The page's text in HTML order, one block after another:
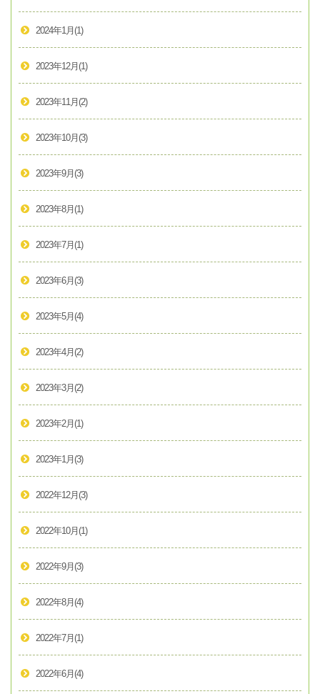
2024年1月 (1)
2023年12月 (1)
2023年11月 (2)
2023年10月 (3)
2023年9月 (3)
2023年8月 (1)
2023年7月 (1)
2023年6月 (3)
2023年5月 (4)
2023年4月 (2)
2023年3月 (2)
2023年2月 (1)
2023年1月 (3)
2022年12月 (3)
2022年10月 (1)
2022年9月 (3)
2022年8月 (4)
2022年7月 (1)
2022年6月 (4)